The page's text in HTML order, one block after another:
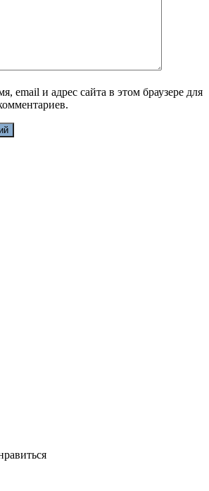
email и адрес сайта в этом браузере для